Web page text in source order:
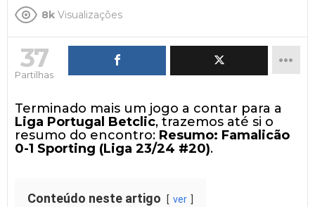
8k Visualizações
37
Partilhas
Terminado mais um jogo a contar para a
Liga Portugal Betclic, trazemos até si o
resumo do encontro: Resumo: Famalicão
0-1 Sporting (Liga 23/24 #20).
Conteúdo neste artigo ver